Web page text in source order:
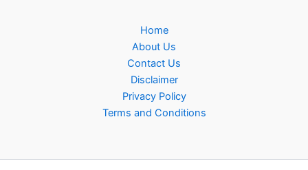
Home
About Us
Contact Us
Disclaimer
Privacy Policy
Terms and Conditions